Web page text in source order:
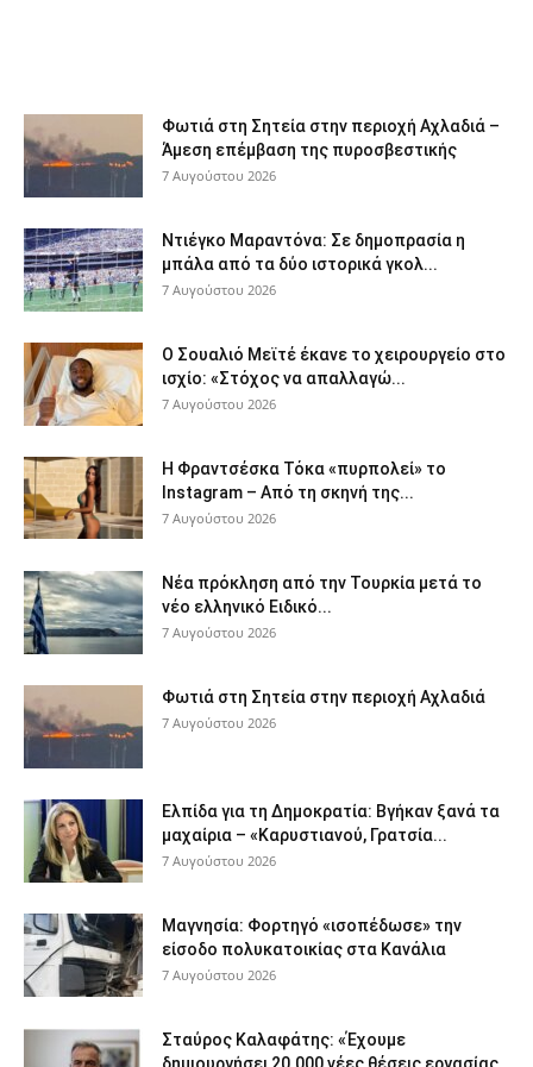
Φωτιά στη Σητεία στην περιοχή Αχλαδιά –
Άμεση επέμβαση της πυροσβεστικής
7 Αυγούστου 2026
Ντιέγκο Μαραντόνα: Σε δημοπρασία η
μπάλα από τα δύο ιστορικά γκολ...
7 Αυγούστου 2026
Ο Σουαλιό Μεϊτέ έκανε το χειρουργείο στο
ισχίο: «Στόχος να απαλλαγώ...
7 Αυγούστου 2026
Η Φραντσέσκα Τόκα «πυρπολεί» το
Instagram – Από τη σκηνή της...
7 Αυγούστου 2026
Νέα πρόκληση από την Τουρκία μετά το
νέο ελληνικό Ειδικό...
7 Αυγούστου 2026
Φωτιά στη Σητεία στην περιοχή Αχλαδιά
7 Αυγούστου 2026
Ελπίδα για τη Δημοκρατία: Βγήκαν ξανά τα
μαχαίρια – «Καρυστιανού, Γρατσία...
7 Αυγούστου 2026
Μαγνησία: Φορτηγό «ισοπέδωσε» την
είσοδο πολυκατοικίας στα Κανάλια
7 Αυγούστου 2026
Σταύρος Καλαφάτης: «Έχουμε